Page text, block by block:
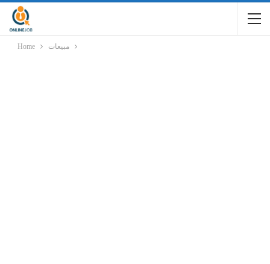
Home مبيعات